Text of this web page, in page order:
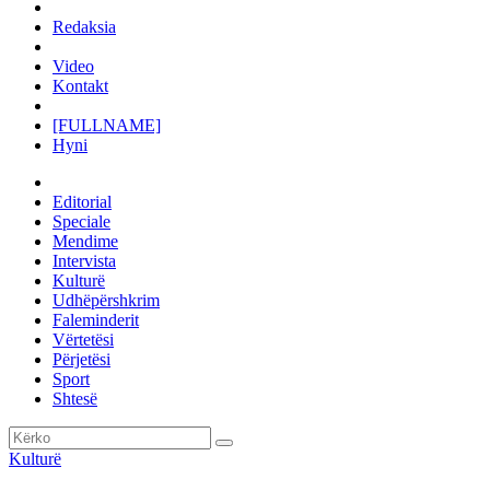
Redaksia
Video
Kontakt
[FULLNAME]
Hyni
Editorial
Speciale
Mendime
Intervista
Kulturë
Udhëpërshkrim
Faleminderit
Vërtetësi
Përjetësi
Sport
Shtesë
Kulturë